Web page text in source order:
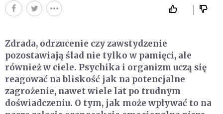
Zdrada, odrzucenie czy zawstydzenie
pozostawiają ślad nie tylko w pamięci, ale
również w ciele. Psychika i organizm uczą się
reagować na bliskość jak na potencjalne
zagrożenie, nawet wiele lat po trudnym
doświadczeniu. O tym, jak może wpływać to na